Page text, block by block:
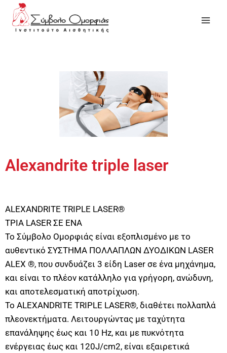
Alexandrite triple laser
ALEXANDRITE TRIPLE LASER®
ΤΡΙΑ LASER ΣΕ ΕΝΑ
Το Σύμβολο Ομορφιάς είναι εξοπλισμένο με το
αυθεντικό ΣΥΣΤΗΜΑ ΠΟΛΛΑΠΛΩΝ ΔΥΟΔΙΚΩΝ LASER
ALEX ®, που συνδυάζει 3 είδη Laser σε ένα μηχάνημα,
και είναι το πλέον κατάλληλο για γρήγορη, ανώδυνη,
και αποτελεσματική αποτρίχωση.
Το ALEXANDRITE TRIPLE LASER®, διαθέτει πολλαπλά
πλεονεκτήματα. Λειτουργώντας με ταχύτητα
επανάληψης έως και 10 Hz, και με πυκνότητα
ενέργειας έως και 120J/cm2, είναι εξαιρετικά